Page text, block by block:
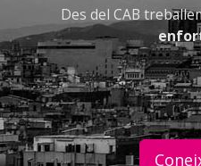
Des del CAB